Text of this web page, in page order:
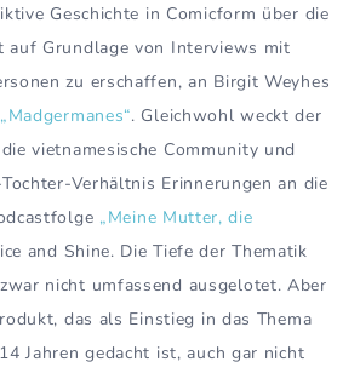
Geschichte in Comicform über die
auf Grundlage von Interviews mit
zu erschaffen, an Birgit Weyhes
„Madgermanes“. Gleichwohl weckt der
vietnamesische Community und
Verhältnis Erinnerungen an die
„Meine Mutter, die
and Shine. Die Tiefe der Thematik
nicht umfassend ausgelotet. Aber
das als Einstieg in das Thema
Jahren gedacht ist, auch gar nicht